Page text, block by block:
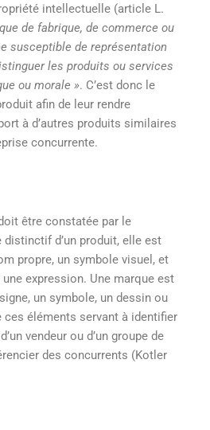
intellectuelle (article L.
de fabrique, de commerce ou
susceptible de représentation
les produits ou services
ou morale ». C’est donc le
afin de leur rendre
à d’autres produits similaires
concurrente.
être constatée par le
d’un produit, elle est
propre, un symbole visuel, et
expression. Une marque est
un symbole, un dessin ou
éléments servant à identifier
vendeur ou d’un groupe de
des concurrents (Kotler